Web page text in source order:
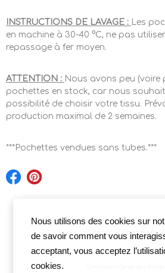
INSTRUCTIONS DE LAVAGE :
Les
en machine à 30-40 °C, ne pas
repassage à fer moyen.
ATTENTION : Nous avons peu
pochettes en stock, car nous
possibilité de choisir votre tissu.
production maximal de 2 semaines.
***Pochettes vendues sans tubes.***
Conditions Générales de
Nous utilisons des cookies sur
de savoir comment vous
acceptant, vous acceptez
cookies.